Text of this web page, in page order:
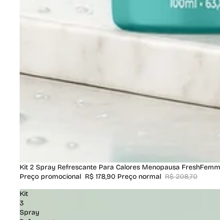
Promoção
Kit 2 Spray Refrescante Para Calores Menopausa
Preço promocional R$ 178,90 Preço normal R$ 208,70
Kit
3
Spray